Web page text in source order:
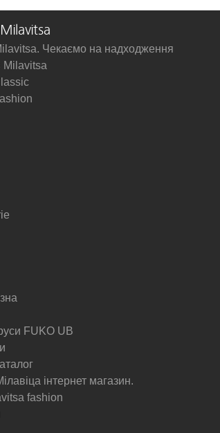
Чекаємо на надходження
Milavitsa
FUKO UB
інтернет магазин.
fashion